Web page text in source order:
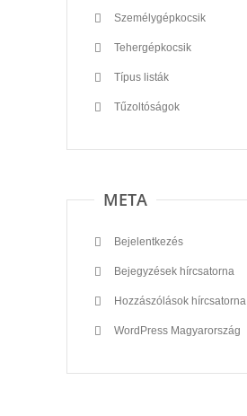
Személygépkocsik
Tehergépkocsik
Típus listák
Tűzoltóságok
META
Bejelentkezés
Bejegyzések hírcsatorna
Hozzászólások hírcsatorna
WordPress Magyarország